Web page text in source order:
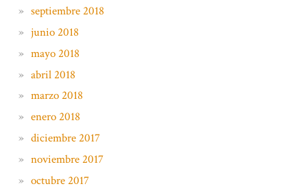
septiembre 2018
junio 2018
mayo 2018
abril 2018
marzo 2018
enero 2018
diciembre 2017
noviembre 2017
octubre 2017